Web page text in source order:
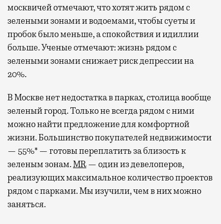
москвичей отмечают, что хотят жить рядом с
зелеными зонами и водоемами, чтобы суеты и
пробок было меньше, а спокойствия и идиллии
больше. Ученые отмечают: жизнь рядом с
зелеными зонами снижает риск депрессии на
20%.
В Москве нет недостатка в парках, столица вообще
зеленый город. Только не всегда рядом с ними
можно найти предложение для комфортной
жизни. Большинство покупателей недвижимости
— 55%* — готовы переплатить за близость к
зеленым зонам.MR — один из девелоперов,
реализующих максимальное количество проектов
рядом с парками. Мы изучили, чем в них можно
заняться.